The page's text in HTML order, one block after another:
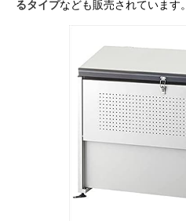
るタイプなども販売されています。